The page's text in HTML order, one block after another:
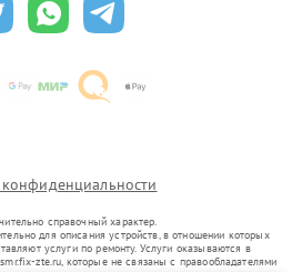
справочный характер.
для описания устройств, в отношении которых
услуги по ремонту. Услуги оказываются в
zte.ru, которые не связаны с правообладателями